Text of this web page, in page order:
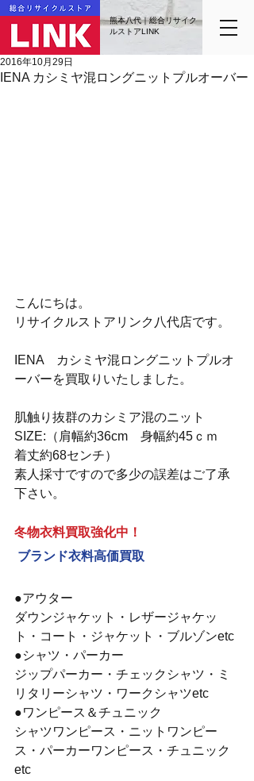
熊本八代｜総合リサイク
ルストアLINK
IENA カシミヤ混ロングニットプルオーバー
2016年10月29日
こんにちは。
リサイクルストアリンク八代店です。
IENA　カシミヤ混ロングニットプルオ
ーバーを買取りいたしました。
肌触り抜群のカシミア混のニット
SIZE:（肩幅約36cm　身幅約45ｃｍ
着丈約68センチ）
素人採寸ですので多少の誤差はご了承
下さい。
冬物衣料買取強化中！
ブランド衣料高価買取
●アウター
ダウンジャケット・レザージャケッ
ト・コート・ジャケット・ブルゾンetc
●シャツ・パーカー
ジップパーカー・チェックシャツ・ミ
リタリーシャツ・ワークシャツetc
●ワンピース＆チュニック
シャツワンピース・ニットワンピー
ス・パーカーワンピース・チュニック
etc